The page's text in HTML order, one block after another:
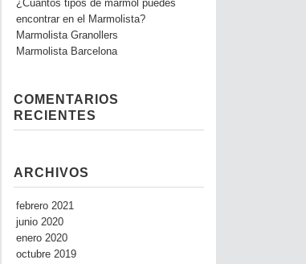
¿Cuántos tipos de mármol puedes
encontrar en el Marmolista?
Marmolista Granollers
Marmolista Barcelona
COMENTARIOS
RECIENTES
ARCHIVOS
febrero 2021
junio 2020
enero 2020
octubre 2019